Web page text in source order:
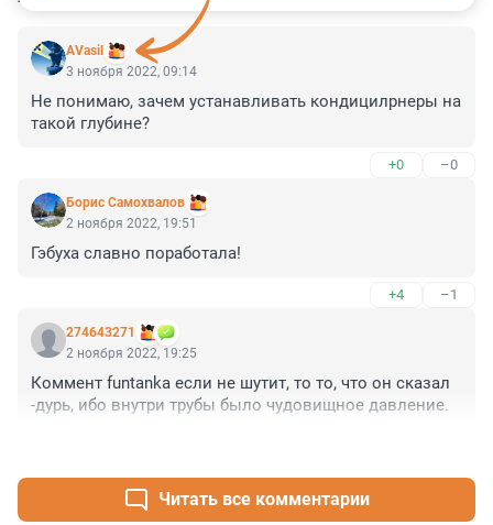
AVasil
3 ноября 2022, 09:14
Не понимаю, зачем устанавливать кондицилрнеры на
такой глубине?
+0 –0
Борис Самохвалов
2 ноября 2022, 19:51
Гэбуха славно поработала!
+4 –1
274643271
2 ноября 2022, 19:25
Коммент funtanka если не шутит, то то, что он сказал
-дурь, ибо внутри трубы было чудовищное давление.
Читать все комментарии